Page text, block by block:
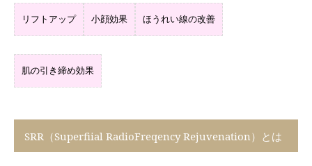
リフトアップ 小顔効果 ほうれい線の改善
肌の引き締め効果
SRR（Superfiial RadioFreqency Rejuvenation）とは